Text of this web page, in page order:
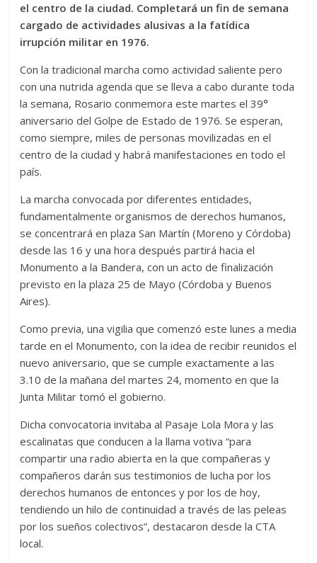
el centro de la ciudad. Completará un fin de semana
cargado de actividades alusivas a la fatídica
irrupción militar en 1976.
Con la tradicional marcha como actividad saliente pero
con una nutrida agenda que se lleva a cabo durante toda
la semana, Rosario conmemora este martes el 39°
aniversario del Golpe de Estado de 1976. Se esperan,
como siempre, miles de personas movilizadas en el
centro de la ciudad y habrá manifestaciones en todo el
país.
La marcha convocada por diferentes entidades,
fundamentalmente organismos de derechos humanos,
se concentrará en plaza San Martín (Moreno y Córdoba)
desde las 16 y una hora después partirá hacia el
Monumento a la Bandera, con un acto de finalización
previsto en la plaza 25 de Mayo (Córdoba y Buenos
Aires).
Como previa, una vigilia que comenzó este lunes a media
tarde en el Monumento, con la idea de recibir reunidos el
nuevo aniversario, que se cumple exactamente a las
3.10 de la mañana del martes 24, momento en que la
Junta Militar tomó el gobierno.
Dicha convocatoria invitaba al Pasaje Lola Mora y las
escalinatas que conducen a la llama votiva “para
compartir una radio abierta en la que compañeras y
compañeros darán sus testimonios de lucha por los
derechos humanos de entonces y por los de hoy,
tendiendo un hilo de continuidad a través de las peleas
por los sueños colectivos”, destacaron desde la CTA
local.